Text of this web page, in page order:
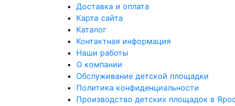
Доставка и оплата
Карта сайта
Каталог
Контактная информация
Наши работы
О компании
Обслуживание детской площадки
Политика конфиденциальности
Производство детских площадок в